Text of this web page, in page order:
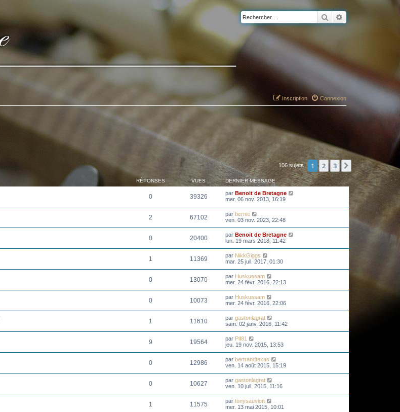
Rechercher
Connexion
Inscription
106 sujets 1 2 3 Suivant
RÉPONSES VUES DERNIER MESSAGE
0 39326 par Benoit de Bretagne
mer. 06 nov. 2013, 16:19
2 67102 par bernie
ven. 03 nov. 2023, 22:48
0 20400 par Benoit de Bretagne
lun. 19 mars 2018, 11:42
1 11369 par NikkGiggs
mar. 25 juil. 2017, 01:30
0 13070 par Huskussam
mer. 24 févr. 2016, 22:13
0 10073 par Huskussam
mer. 24 févr. 2016, 22:06
1 11610 par gastonlagrat
sam. 02 janv. 2016, 11:42
9 19564 par PlI81
jeu. 19 nov. 2015, 13:53
0 12986 par bertrandtexas
ven. 14 août 2015, 15:19
0 10627 par gastonlagrat
ven. 10 juil. 2015, 11:16
1 11575 par tonysauvion
mer. 13 mai 2015, 10:01